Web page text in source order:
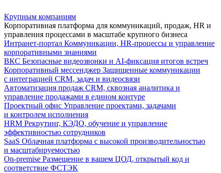
Крупным компаниям
Корпоративная платформа для коммуникаций, продаж, HR и
управления процессами в масштабе крупного бизнеса
Интранет-портал Коммуникации, HR-процессы и управление
корпоративными знаниями
ВКС Безопасные видеозвонки и AI-фиксация итогов встреч
Корпоративный мессенджер Защищенные коммуникации
с интеграцией CRM, задач и видеосвязи
Автоматизация продаж CRM, сквозная аналитика и
управление продажами в едином контуре
Проектный офис Управление проектами, задачами
и контролем исполнения
HRM Рекрутинг, КЭДО, обучение и управление
эффективностью сотрудников
SaaS Облачная платформа с высокой производительностью
и масштабируемостью
On-premise Размещение в вашем ЦОД, открытый код и
соответствие ФСТЭК